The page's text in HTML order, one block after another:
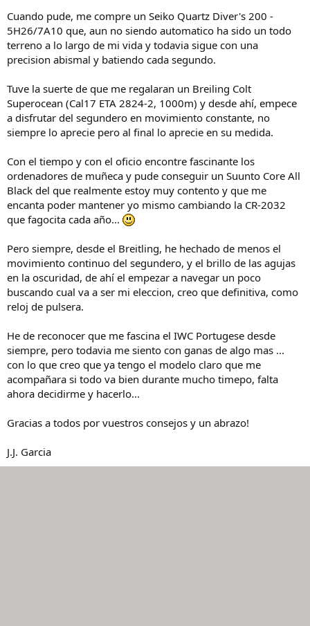
Cuando pude, me compre un Seiko Quartz Diver's 200 -
5H26/7A10 que, aun no siendo automatico ha sido un todo
terreno a lo largo de mi vida y todavia sigue con una
precision abismal y batiendo cada segundo.
Tuve la suerte de que me regalaran un Breiling Colt
Superocean (Cal17 ETA 2824-2, 1000m) y desde ahí, empece
a disfrutar del segundero en movimiento constante, no
siempre lo aprecie pero al final lo aprecie en su medida.
Con el tiempo y con el oficio encontre fascinante los
ordenadores de muñeca y pude conseguir un Suunto Core All
Black del que realmente estoy muy contento y que me
encanta poder mantener yo mismo cambiando la CR-2032
que fagocita cada año...
Pero siempre, desde el Breitling, he hechado de menos el
movimiento continuo del segundero, y el brillo de las agujas
en la oscuridad, de ahí el empezar a navegar un poco
buscando cual va a ser mi eleccion, creo que definitiva, como
reloj de pulsera.
He de reconocer que me fascina el IWC Portugese desde
siempre, pero todavia me siento con ganas de algo mas ...
con lo que creo que ya tengo el modelo claro que me
acompañara si todo va bien durante mucho timepo, falta
ahora decidirme y hacerlo...
Gracias a todos por vuestros consejos y un abrazo!
J.J. Garcia